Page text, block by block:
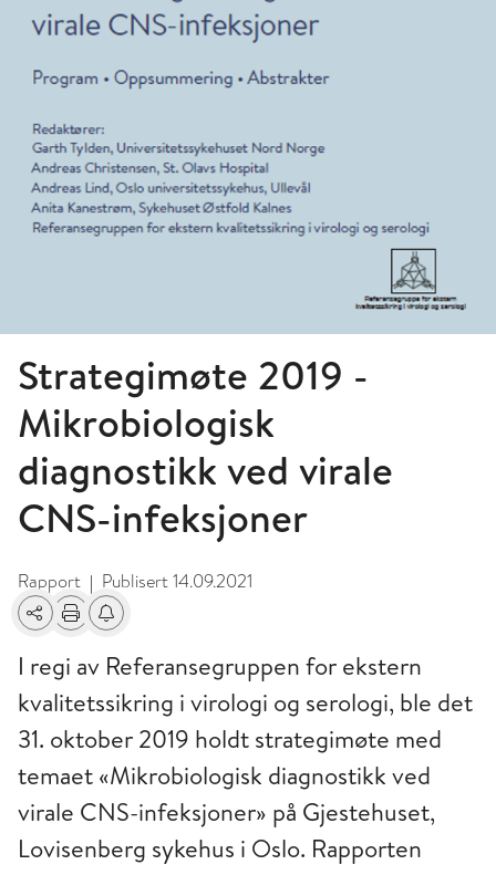
Strategimøte 2019 -
Mikrobiologisk
diagnostikk ved virale
CNS-infeksjoner
Rapport | Publisert14.09.2021
Del Skriv utFå varsel om endringer
I regi av Referansegruppen for ekstern
kvalitetssikring i virologi og serologi, ble det
31. oktober 2019 holdt strategimøte med
temaet «Mikrobiologisk diagnostikk ved
virale CNS-infeksjoner» på Gjestehuset,
Lovisenberg sykehus i Oslo. Rapporten